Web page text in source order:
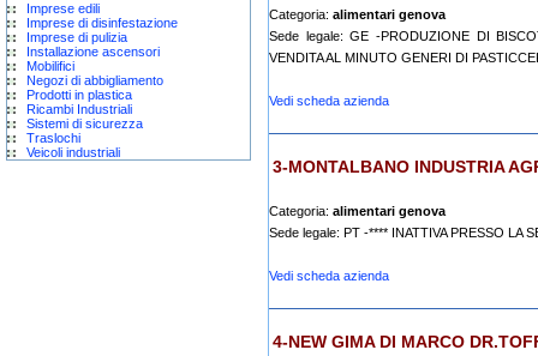
Imprese edili
Imprese di disinfestazione
Imprese di pulizia
Installazione ascensori
Mobilifici
Negozi di abbigliamento
Prodotti in plastica
Ricambi Industriali
Sistemi di sicurezza
Traslochi
Veicoli industriali
Categoria: alimentari genova
Sede legale: GE -PRODUZIONE DI
VENDITA AL MINUTO GENERI DI
Vedi scheda azienda
3-MONTALBANO INDUSTRIA
Categoria: alimentari genova
Sede legale: PT -**** INATTIVA PRESSO LA
Vedi scheda azienda
4-NEW GIMA DI MARCO